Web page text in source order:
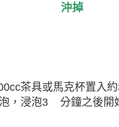
沖掉
茶具或馬克杯置入
，浸泡3 分鐘之後開